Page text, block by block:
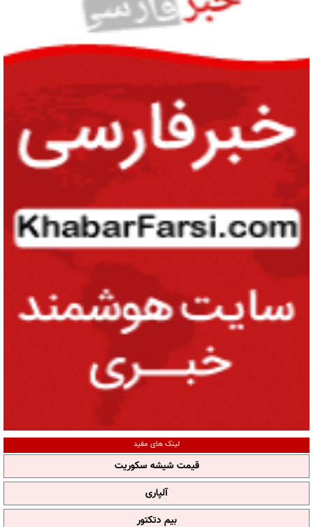
لینک های مفید
قیمت شیشه سکوریت
آلپاری
بیم دتکتور